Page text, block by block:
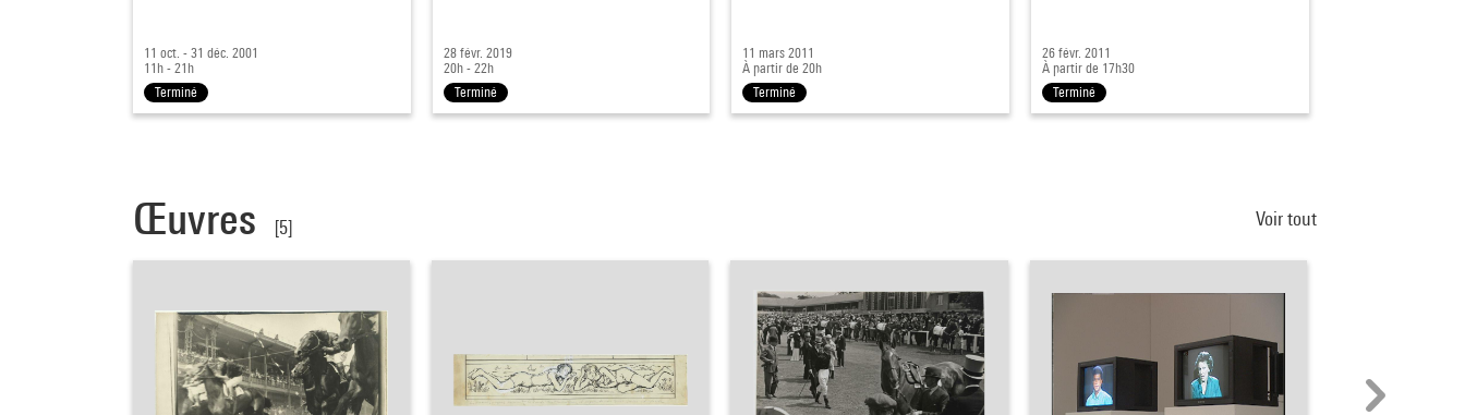
11 oct. - 31 déc. 2001
11h - 21h
Terminé
28 févr. 2019
20h - 22h
Terminé
11 mars 2011
À partir de 20h
Terminé
26 févr. 2011
À partir de 17h30
Terminé
Œuvres [5] Voir tout